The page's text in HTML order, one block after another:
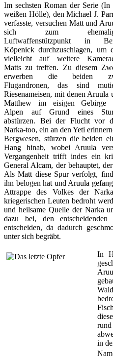
Im sechsten Roman der Serie (In
weißen Hölle), den Michael J.
verfasste, versuchen Matt und
sich zum
Luftwaffenstützpunkt in
Köpenick durchzuschlagen, um
vielleicht auf weitere
Matts zu treffen. Zu diesem
erwerben die beiden
Flugandronen, das sind
Riesenameisen, mit denen Aruula
Matthew im eisigen Gebirge
Alpen auf Grund eines
abstürzen. Bei der Flucht vor
Narka-too, ein an den Yeti
Bergwesen, stürzen die beiden
Hang hinab, wobei Aruula
Vergangenheit trifft indes ein
General Alcam, der behauptet,
Als Matt diese Spur verfolgt,
ihn belogen hat und Aruula
Attrappe des Volkes der
kriegerischen Leuten bedroht
und heilsame Quelle der Narka
dazu bei, den
entscheiden, da dadurch
unter sich begräbt.
In
in